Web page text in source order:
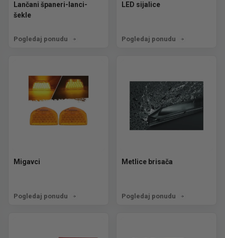
Lančani španeri-lanci-
šekle
Pogledaj ponudu
LED sijalice
Pogledaj ponudu
Migavci
Pogledaj ponudu
Metlice brisača
Pogledaj ponudu